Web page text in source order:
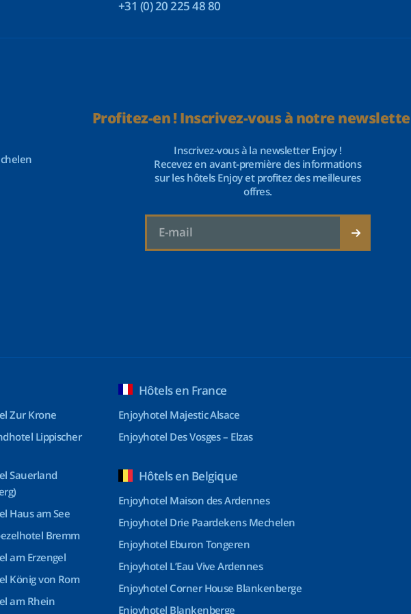
+31 (0) 20 225 48 80
Profitez-en ! Inscrivez-vous à notre
Inscrivez-vous à la newsletter Enjoy !
Recevez en avant-première des informations
sur les hôtels Enjoy et profitez des meilleures
offres.
Zur Krone
Lippischer
Sauerland
Haus am See
Bremm
am Erzengel
König von Rom
am Rhein
Hôtels en France
Enjoyhotel Majestic Alsace
Enjoyhotel Des Vosges – Elzas
Hôtels en Belgique
Enjoyhotel Maison des Ardennes
Enjoyhotel Drie Paardekens Mechelen
Enjoyhotel Eburon Tongeren
Enjoyhotel L’Eau Vive Ardennes
Enjoyhotel Corner House Blankenberge
Enjoyhotel Blankenberge